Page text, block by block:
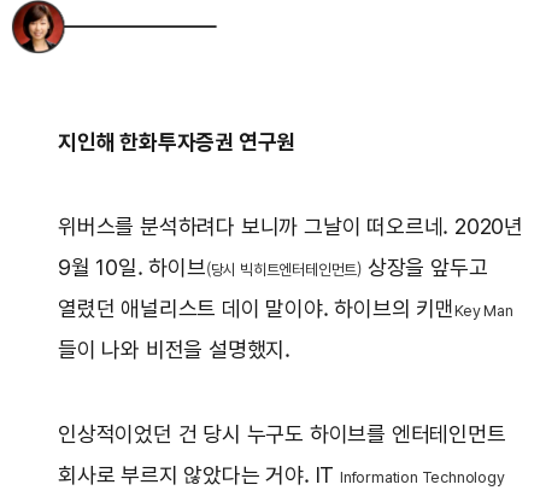
지인해 한화투자증권 연구원
위버스를 분석하려다 보니까 그날이 떠오르네. 2020년
9월 10일. 하이브(당시 빅히트엔터테인먼트) 상장을 앞두고
열렸던 애널리스트 데이 말이야. 하이브의 키맨Key Man
들이 나와 비전을 설명했지.
인상적이었던 건 당시 누구도 하이브를 엔터테인먼트
회사로 부르지 않았다는 거야. ITInformation Technology